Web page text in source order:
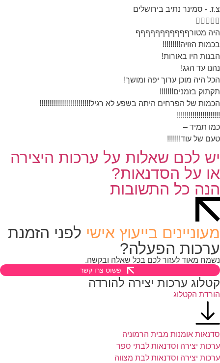
- סמינר נתיב בירושלים
   
מטורףףףףףףףףףףף
הזויה!!!!!!!!!
היו באורות!
עד הגג!
היה מוכן ערוך יפה ומושך!
בזמנים!!!!!!!
של הפרחים היתה בשפע לא רגיל!!!!!!!!!!!!!!!!!!!!!!!!!!
תמיד –
של עוד!!!!!!!
לכם שאלות על ערכות היצירה
על הסדנאות?
כל התשובות
בייעוץ אישי לפני הזמנת
הפעלה?
מאוד לעזור לכם בכל שאלה ובקשה.
פשוט צרו קשר
ערכות יצירה להורדה
הקטלוג
אומנות מבית הרמוניה
יצירה וסדנאות לבתי ספר
יצירה וסדנאות לבת מצווה